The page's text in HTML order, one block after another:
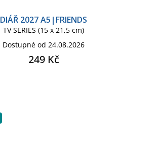
DIÁŘ 2027 A5|FRIENDS
TV SERIES (15 x 21,5 cm)
Dostupné od 24.08.2026
249 Kč